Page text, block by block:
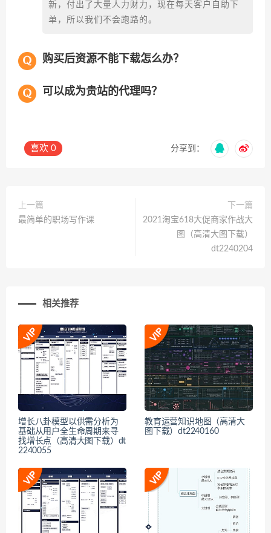
新，付出了大量人力财力，现在每天客户自助下
单，所以我们不会跑路的。
购买后资源不能下载怎么办？
可以成为贵站的代理吗？
喜欢 0 分享到：
上一篇
最简单的职场写作课
下一篇
2021淘宝618大促商家作战大
图（高清大图下载）
dt2240204
相关推荐
增长八卦模型以供需分析为
基础从用户全生命周期来寻
找增长点（高清大图下载）dt
2240055
教育运营知识地图（高清大
图下载）dt2240160